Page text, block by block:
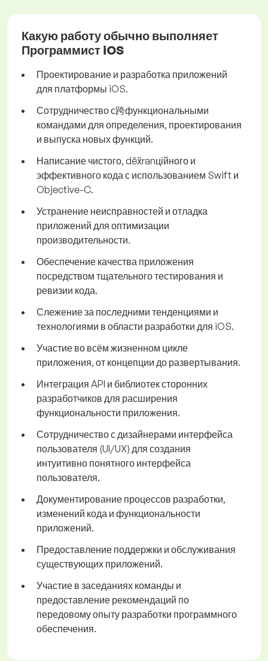
Какую работу обычно выполняет
Программист iOS
Проектирование и разработка приложений
для платформы iOS.
Сотрудничество с跨функциональными
командами для определения, проектирования
и выпуска новых функций.
Написание чистого, dễхranційного и
эффективного кода с использованием Swift и
Objective-C.
Устранение неисправностей и отладка
приложений для оптимизации
производительности.
Обеспечение качества приложения
посредством тщательного тестирования и
ревизии кода.
Слежение за последними тенденциями и
технологиями в области разработки для iOS.
Участие во всём жизненном цикле
приложения, от концепции до развертывания.
Интеграция API и библиотек сторонних
разработчиков для расширения
функциональности приложения.
Сотрудничество с дизайнерами интерфейса
пользователя (UI/UX) для создания
интуитивно понятного интерфейса
пользователя.
Документирование процессов разработки,
изменений кода и функциональности
приложений.
Предоставление поддержки и обслуживания
существующих приложений.
Участие в заседаниях команды и
предоставление рекомендаций по
передовому опыту разработки программного
обеспечения.